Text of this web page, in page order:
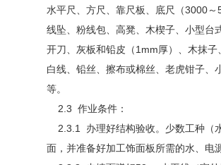
水平尺、方尺、靠尺板、底尺（3000
线坠、粉线包、高凳、木楔子、小型台
开刀、灰板和铅皮（1mm厚）、木抹
白线、铅丝、擦布或棉丝、老虎钳子、
等。
2.3 作业条件：
2.3.1 办理好结构验收。少数工种（
面，并准备好加工饰面板所需的水、电